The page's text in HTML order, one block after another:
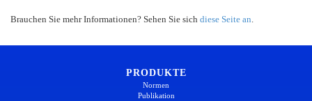
Brauchen Sie mehr Informationen? Sehen Sie sich diese Seite an
PRODUKTE
Normen
Publikation